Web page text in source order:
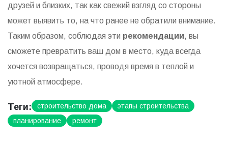
друзей и близких, так как свежий взгляд со стороны
может выявить то, на что ранее не обратили внимание.
Таким образом, соблюдая эти рекомендации, вы
сможете превратить ваш дом в место, куда всегда
хочется возвращаться, проводя время в теплой и
уютной атмосфере.
Теги: строительство дома
этапы строительства
планирование
ремонт